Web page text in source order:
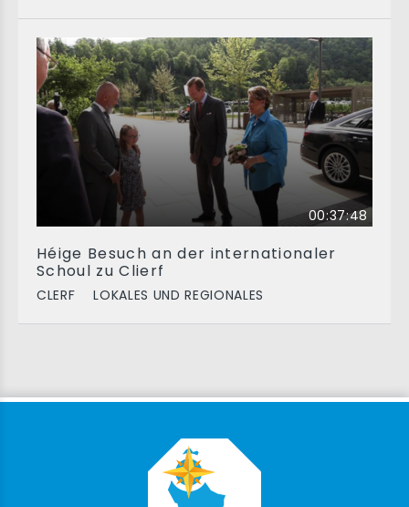
00:37:48
Héige Besuch an der internationaler
Schoul zu Clierf
CLERF LOKALES UND REGIONALES